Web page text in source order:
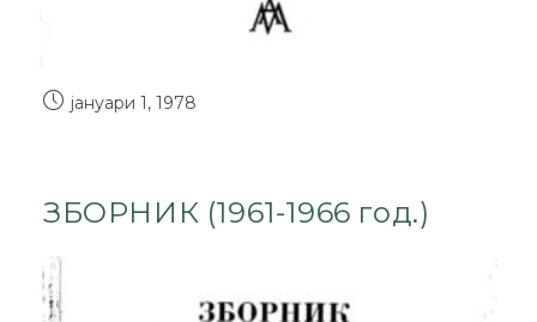
јануари 1, 1978
ЗБОРНИК (1961-1966 год.)